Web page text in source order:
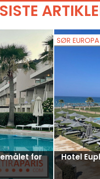
SISTE
for
Hotel
SØR EUROPA